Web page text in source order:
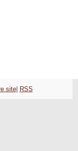
site| RSS